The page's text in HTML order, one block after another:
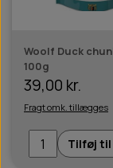
Woolf Duck
100g
39,00 kr.
Fragt omk. tillægges
Tilføj til